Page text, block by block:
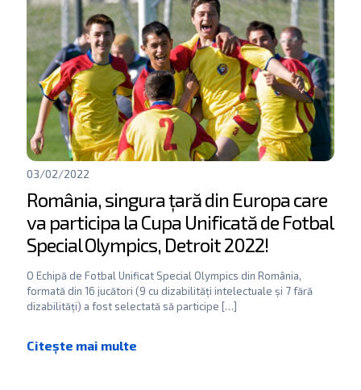
03/02/2022
România, singura țară din Europa care
va participa la Cupa Unificată de Fotbal
Special Olympics, Detroit 2022!
O Echipă de Fotbal Unificat Special Olympics din România,
formată din 16 jucători (9 cu dizabilități intelectuale și 7 fără
dizabilități) a fost selectată să participe […]